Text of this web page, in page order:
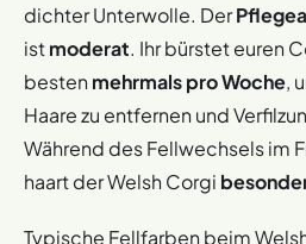
dichter Unterwolle. Der
istmoderat. Ihr bürstet euren
bestenmehrmals pro Woche,
Haare zu entfernen und
Während des Fellwechsels im
haart der Welsh Corgi
Typische Fellfarben beim